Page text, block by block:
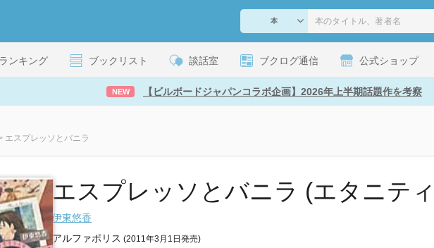
ランキング ブックリスト 談話室 ブクログ通信 公式ショップ
NEW 【ビルボードジャパンコラボ企画】2026年上半期話題作を考察
エスプレッソとバニラ
エスプレッソとバニラ (エタニテ
伊東悠香
アルファポリス (2011年3月1日発売)